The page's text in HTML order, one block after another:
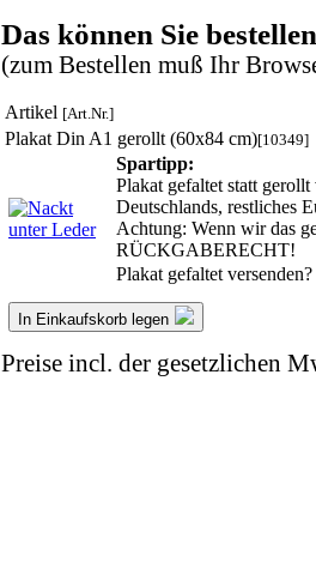
Das können Sie
(zum Bestellen muß Ihr
Artikel [Art.Nr.]
Plakat Din A1 gerollt (60x84 cm)[10349]
Spartipp:
Plakat gefaltet statt
Deutschlands, restliches
Achtung: Wenn wir das
RÜCKGABERECHT!
Plakat gefaltet versenden?
In Einkaufskorb legen
Preise incl. der gesetzlichen